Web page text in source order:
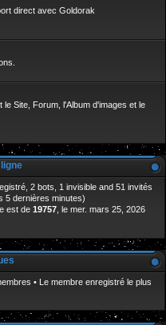
direct avec Goldorak
Site, Forum, l'Album d'images et le
2 bots, 1 invisible and 51 invités
5 dernières minutes)
est de 19757 , le mer. mars 25, 2026
• Le membre enregistré le plus